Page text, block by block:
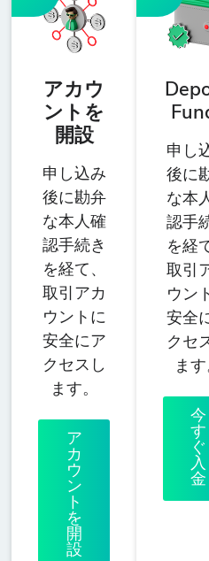
アカウ
ントを
開設
申し込み
後に勘弁
な本人確
認手続き
を経て、
取引アカ
ウントに
安全にア
クセスし
ます。
ア
カ
ウ
ン
ト
を
開
設
申し
後に
な本
認手
を経
取引
ウン
安全
クセ
ます
今
す
ぐ
入
金